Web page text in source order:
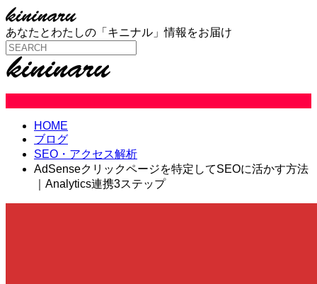
あなたとわたしの「キニナル」情報をお届け
HOME
ブログ
SEO・アクセス解析
AdSenseクリックページを特定してSEOに活かす方法
｜Analytics連携3ステップ